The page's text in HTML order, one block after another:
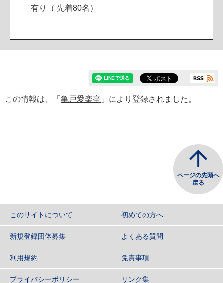
有り（ 先着80名）
この情報は、「 亀戸愛楽亭 」により登録されました。
ページの先頭へ
戻る
このサイトについて 初めての方へ
新規登録団体募集 よくある質問
利用規約 免責事項
プライバシーポリシー リンク集